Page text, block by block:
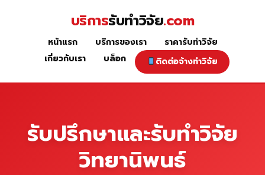
หน้าแรก
บริการรับทำวิจัย.com
หน้าแรก บริการของเรา
ราคารับทำวิจัย
เกี่ยวกับเรา
บล็อก ติดต่อจ้างทำวิจัย
รับปรึกษาและรับทำวิจัย
วิทยานิพนธ์